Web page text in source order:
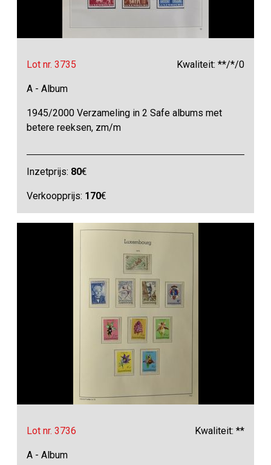
Lot nr. 3735 Kwaliteit: **/*/0
A - Album
1945/2000 Verzameling in 2 Safe albums met
betere reeksen, zm/m
Inzetprijs: 80€
Verkoopprijs: 170€
Lot nr. 3736 Kwaliteit: **
A - Album